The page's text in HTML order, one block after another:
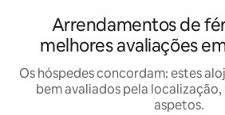
Arrendamentos de
melhores avaliações
Os hóspedes concordam: estes
bem avaliados pela
aspetos.